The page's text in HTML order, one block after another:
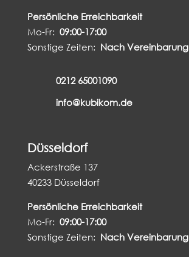
Persönliche Erreichbarkeit
Mo-Fr: 09:00-17:00
Sonstige Zeiten: Nach Vereinbarung
0212 65001090
info@kubikom.de
Düsseldorf
Ackerstraße 137
40233 Düsseldorf
Persönliche Erreichbarkeit
Mo-Fr: 09:00-17:00
Sonstige Zeiten: Nach Vereinbarung